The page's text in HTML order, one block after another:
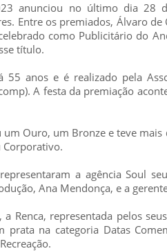
anunciou no último dia 28
Entre os premiados, Álvaro de
como Publicitário do
título.
55 anos e é realizado pela
A festa da premiação
Ouro, um Bronze e teve
Corporativo.
a agência Soul
Ana Mendonça, e a
Renca, representada pelos
na categoria Datas